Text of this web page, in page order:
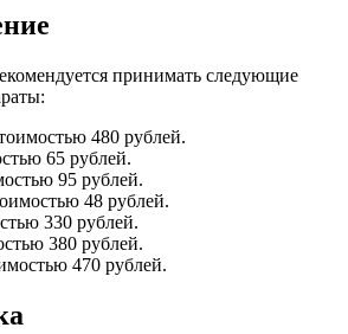
принимать следующие
480 рублей.
65 рублей.
95 рублей.
48 рублей.
330 рублей.
380 рублей.
470 рублей.